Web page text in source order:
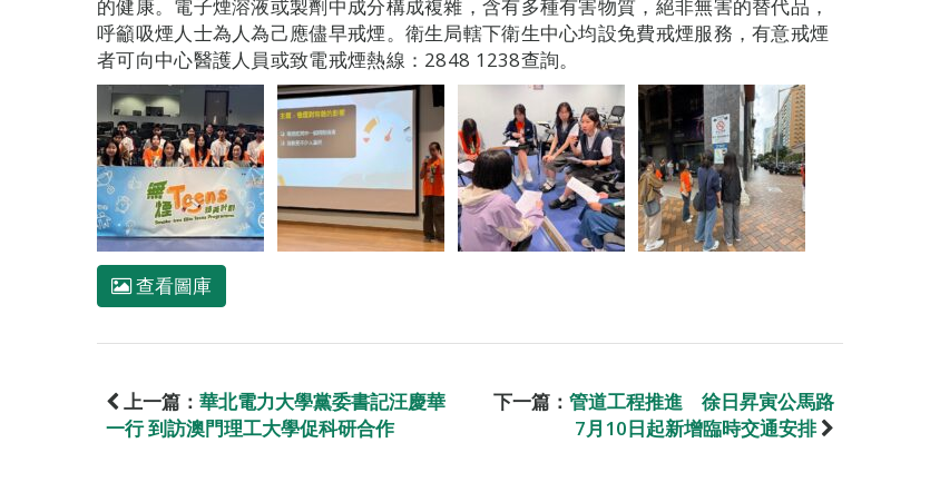
的健康。電子煙溶液或製劑中成分構成複雜，含有多種有害物質，絕非無害的替代品，
呼籲吸煙人士為人為己應儘早戒煙。衛生局轄下衛生中心均設免費戒煙服務，有意戒煙
者可向中心醫護人員或致電戒煙熱線：2848 1238查詢。
查看圖庫
上一篇： 華北電力大學黨委書記汪慶華
一行 到訪澳門理工大學促科研合作
下一篇： 管道工程推進 徐日昇寅公馬路
7月10日起新增臨時交通安排